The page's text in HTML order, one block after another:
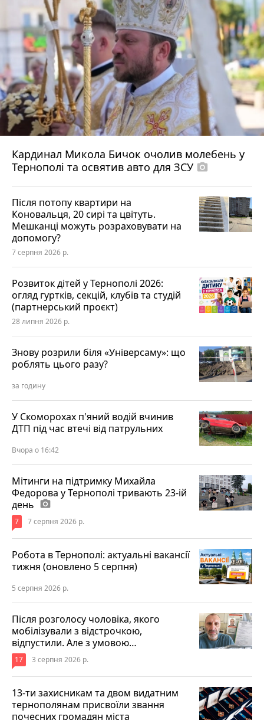
Кардинал Микола Бичок очолив молебень у
Тернополі та освятив авто для ЗСУ photo_camera
Після потопу квартири на
Коновальця, 20 сирі та цвітуть.
Мешканці можуть розраховувати на
допомогу?
7 серпня 2026 р.
Розвиток дітей у Тернополі 2026:
огляд гуртків, секцій, клубів та студій
(партнерський проєкт)
28 липня 2026 р.
Знову розрили біля «Універсаму»: що
роблять цього разу?
за годину
У Скоморохах п'яний водій вчинив
ДТП під час втечі від патрульних
Вчора о 16:42
Мітинги на підтримку Михайла
Федорова у Тернополі тривають 23-ій
день photo_camera
7 7 серпня 2026 р.
Робота в Тернополі: актуальні вакансії
тижня (оновлено 5 серпня)
5 серпня 2026 р.
Після розголосу чоловіка, якого
мобілізували з відстрочкою,
відпустили. Але з умовою…
17 3 серпня 2026 р.
13-ти захисникам та двом видатним
тернополянам присвоїли звання
почесних громадян міста